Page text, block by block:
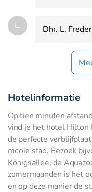
L. Dhr. L.
Hotelinformatie
Op tien minuten
vind je het hotel Hilton
de perfecte
mooie stad. Bezoek
Königsallee, de
zomermaanden is het
en op deze manier de